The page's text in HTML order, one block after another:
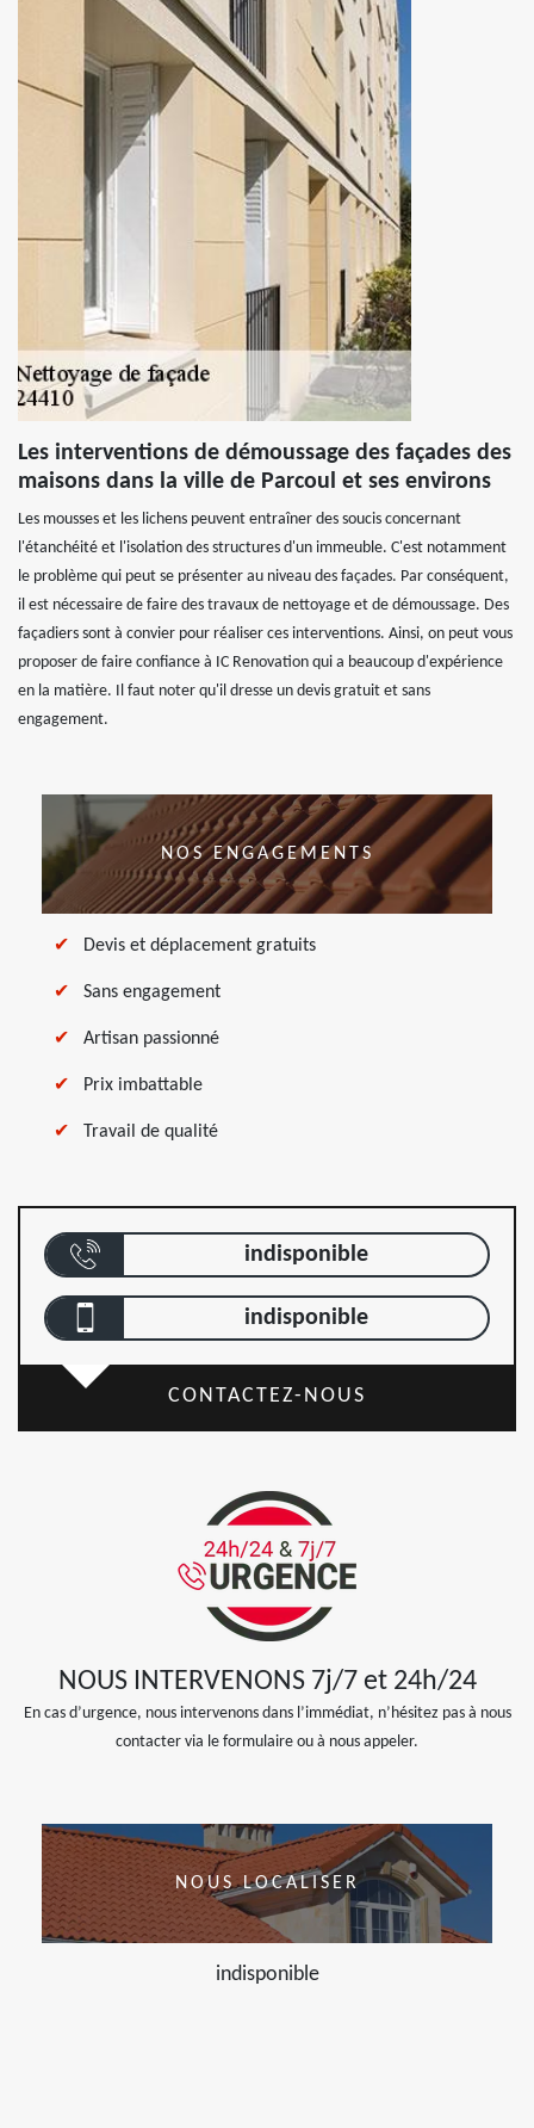
Les interventions de démoussage des façades des
maisons dans la ville de Parcoul et ses environs
Les mousses et les lichens peuvent entraîner des soucis concernant
l'étanchéité et l'isolation des structures d'un immeuble. C'est notamment
le problème qui peut se présenter au niveau des façades. Par conséquent,
il est nécessaire de faire des travaux de nettoyage et de démoussage. Des
façadiers sont à convier pour réaliser ces interventions. Ainsi, on peut vous
proposer de faire confiance à IC Renovation qui a beaucoup d'expérience
en la matière. Il faut noter qu'il dresse un devis gratuit et sans
engagement.
NOS ENGAGEMENTS
Devis et déplacement gratuits
Sans engagement
Artisan passionné
Prix imbattable
Travail de qualité
indisponible
indisponible
CONTACTEZ-NOUS
NOUS INTERVENONS 7j/7 et 24h/24
En cas d’urgence, nous intervenons dans l’immédiat, n’hésitez pas à nous
contacter via le formulaire ou à nous appeler.
NOUS LOCALISER
indisponible